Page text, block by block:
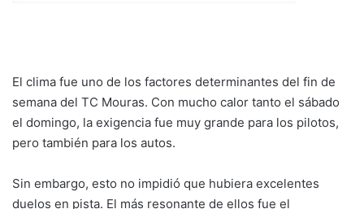
El clima fue uno de los factores determinantes del fin de
semana del TC Mouras. Con mucho calor tanto el sábado
el domingo, la exigencia fue muy grande para los pilotos,
pero también para los autos.
Sin embargo, esto no impidió que hubiera excelentes
duelos en pista. El más resonante de ellos fue el